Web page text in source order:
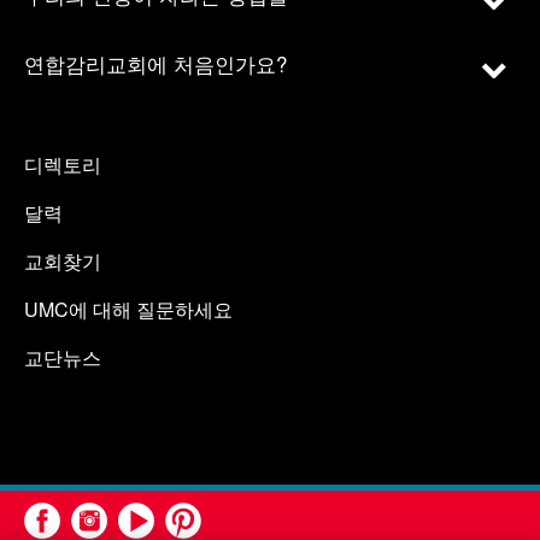
연합감리교회에 처음인가요?
디렉토리
달력
교회찾기
UMC에 대해 질문하세요
교단뉴스